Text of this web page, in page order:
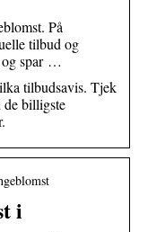
På
tilbud og
og spar …
tilbudsavis. Tjek
de billigste
i